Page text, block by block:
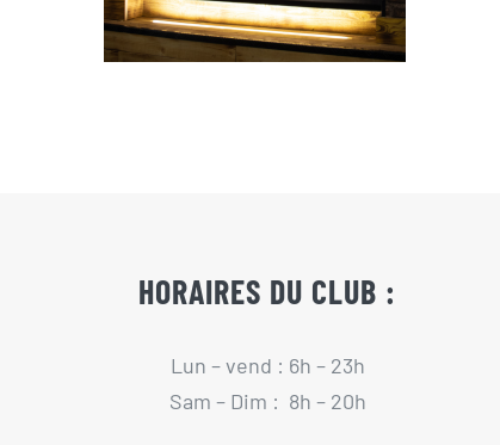
HORAIRES DU CLUB :
Lun – vend : 6h – 23h
Sam – Dim : 8h – 20h